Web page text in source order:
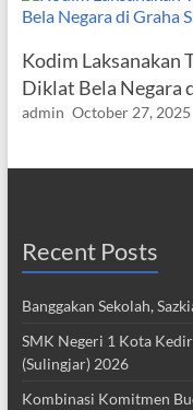
Kodim Laksanakan
Diklat Bela Negara
admin October 27, 2025
Recent Posts
Banggakan Sekolah,
SMK Negeri 1 Kota
(Sulingjar) 2026
Kombinasi Komitmen